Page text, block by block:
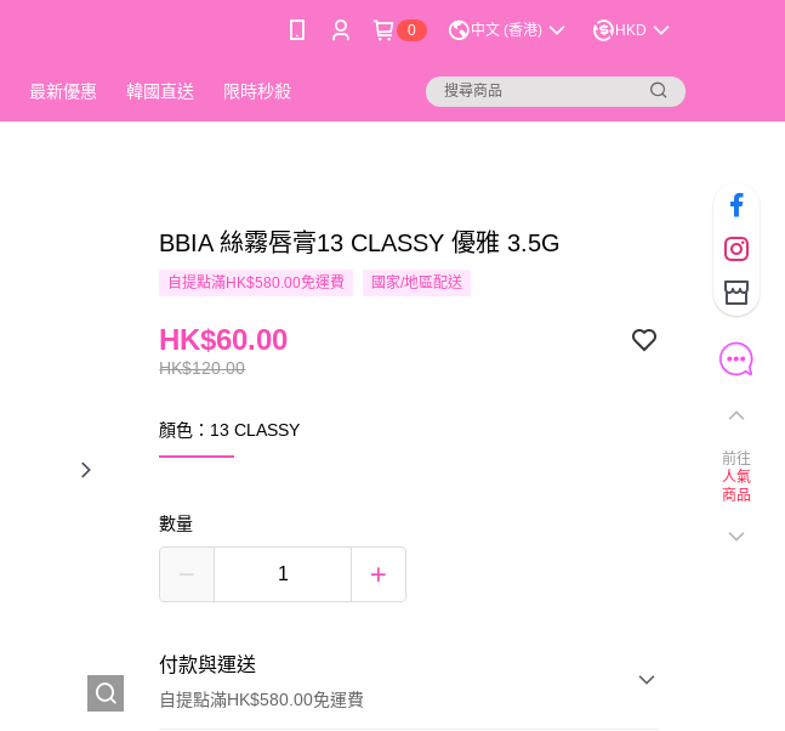
0 中文 (香港) HKD
最新優惠 韓國直送 限時秒殺
BBIA 絲霧唇膏13 CLASSY 優雅 3.5G
自提點滿HK$580.00免運費 國家/地區配送
HK$120.00
HK$60.00
顏色：13 CLASSY
數量
付款與運送
自提點滿HK$580.00免運費
前往
人氣
商品